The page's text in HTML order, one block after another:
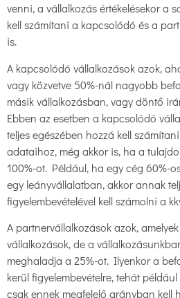
venni, a vállalkozás értékelésekor a
kell számítani a kapcsolódó és a
is.
A kapcsolódó vállalkozások azok,
vagy közvetve 50%-nál nagyobb
másik vállalkozásban, vagy döntő
Ebben az esetben a kapcsolódó
teljes egészében hozzá kell
adataihoz, még akkor is, ha a
100%-ot. Például, ha egy cég 60%-
egy leányvállalatban, akkor annak
figyelembevételével kell számolni a
A partnervállalkozások azok,
vállalkozások, de a
meghaladja a 25%-ot. Ilyenkor a
kerül figyelembevételre, tehát
csak ennek megfelelő arányban kell